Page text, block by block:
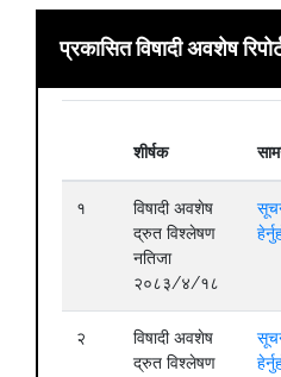
प्रकासित विषादी अवशेष
शीर्षक
१
विषादी अवशेष
द्रुत विश्लेषण
नतिजा
२०८३/४/१८
२
विषादी अवशेष
द्रुत विश्लेषण